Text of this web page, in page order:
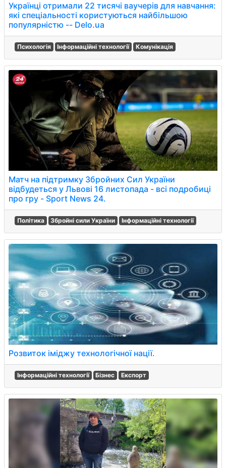
Українці отримали 22 тисячі ваучерів для навчання:
які спеціальності користуються найбільшою
популярністю -- Delo.ua
Психологія Інформаційні технології Комунікація
Матч на підтримку Збройних Сил України
відбудеться у Львові 16 листопада - всі подробиці
про гру - Sport News 24.
Політика Збройні сили України Інформаційні технології
Розвиток іміджу технологічної нації.
Інформаційні технології Бізнес Експорт